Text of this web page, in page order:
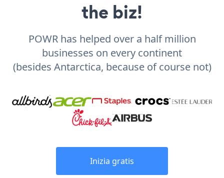
the biz!
POWR has helped over a half million
businesses on every continent
(besides Antarctica, because of course not)
Inizia gratis